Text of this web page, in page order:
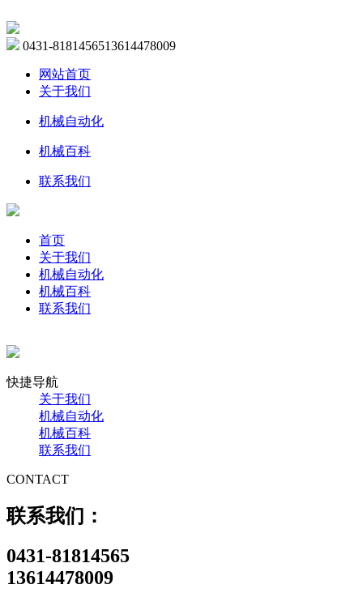
0431-8181456513614478009
网站首页
关于我们
机械自动化
机械百科
联系我们
首页
关于我们
机械自动化
机械百科
联系我们
快捷导航
关于我们
机械自动化
机械百科
联系我们
CONTACT
联系我们：
0431-81814565
13614478009